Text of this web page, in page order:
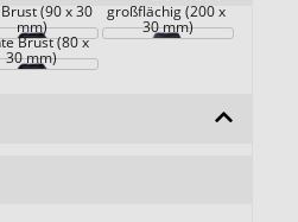
(90 x 30
mm)
großflächig (200 x
30 mm)
Brust (80 x
30 mm)